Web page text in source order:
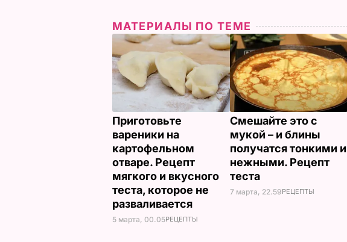
МАТЕРИАЛЫ ПО ТЕМЕ
Приготовьте
вареники на
картофельном
отваре. Рецепт
мягкого и вкусного
теста, которое не
разваливается
5 марта, 00.05РЕЦЕПТЫ
Смешайте это с
мукой – и блины
получатся тонкими и
нежными. Рецепт
теста
7 марта, 22.59РЕЦЕПТЫ